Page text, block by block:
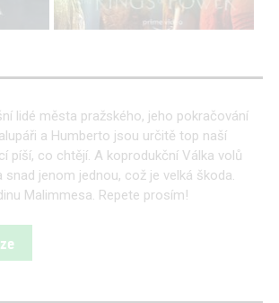
lidé města pražského, jeho pokračování
a Humberto jsou určitě top naší
píší, co chtějí. A koprodukční Válka volů
jenom jednou, což je velká škoda.
Malimmesa. Repete prosím!